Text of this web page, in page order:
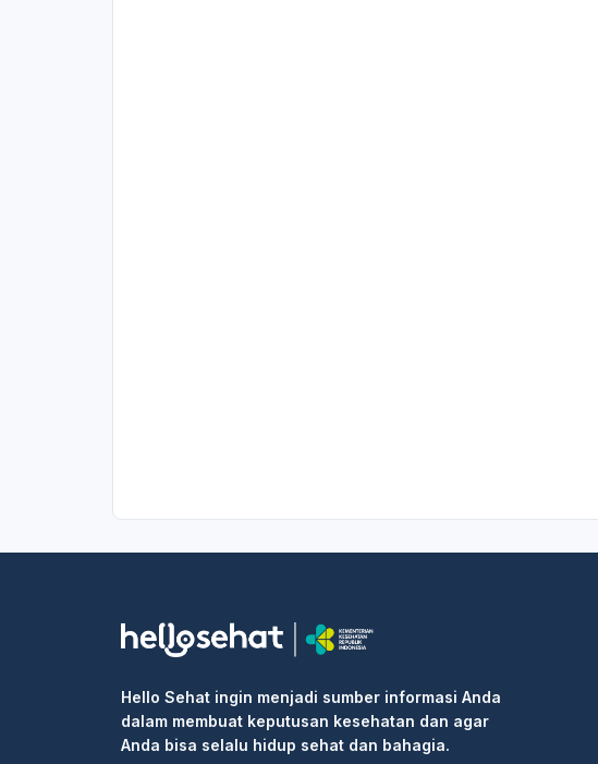
Hello Sehat ingin menjadi sumber informasi Anda
dalam membuat keputusan kesehatan dan agar
Anda bisa selalu hidup sehat dan bahagia.